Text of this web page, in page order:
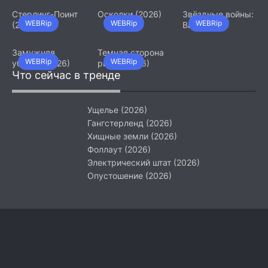
WEBRip
Стерлинг-Поинт
(2026)
WEBRip
Осколки (2026)
WEBRip
Звёздные войны:
Видения.
WEBRip
Замужняя
убийца (2026)
WEBRip
Темная сторона
ринга (2026)
Что сейчас в тренде
Ущелье (2026)
Гангстерленд (2026)
Хищные земли (2026)
Фоллаут (2026)
Электрический штат (2026)
Опустошение (2026)